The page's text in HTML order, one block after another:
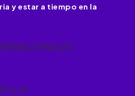
y estar a tiempo en la
a.m.